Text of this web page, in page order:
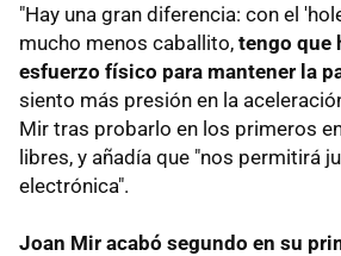
"Hay una gran diferencia: con el
mucho menos caballito, tengo que
esfuerzo físico para mantener la
siento más presión en la
Mir tras probarlo en los primeros
libres, y añadía que "nos permitirá
electrónica".
Joan Mir acabó segundo en su